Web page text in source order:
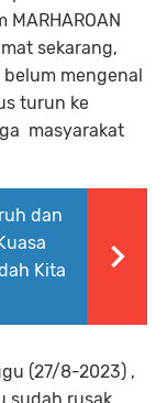
sekarang,
mengenal
turun ke
masyarakat
dan
Kita
(27/8-2023) ,